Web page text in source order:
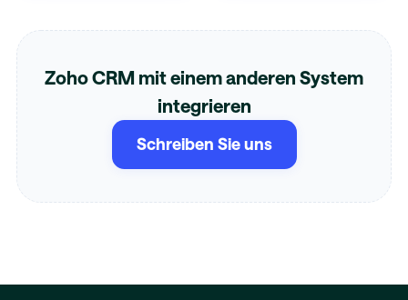
Zoho CRM mit einem anderen System
integrieren
Schreiben Sie uns